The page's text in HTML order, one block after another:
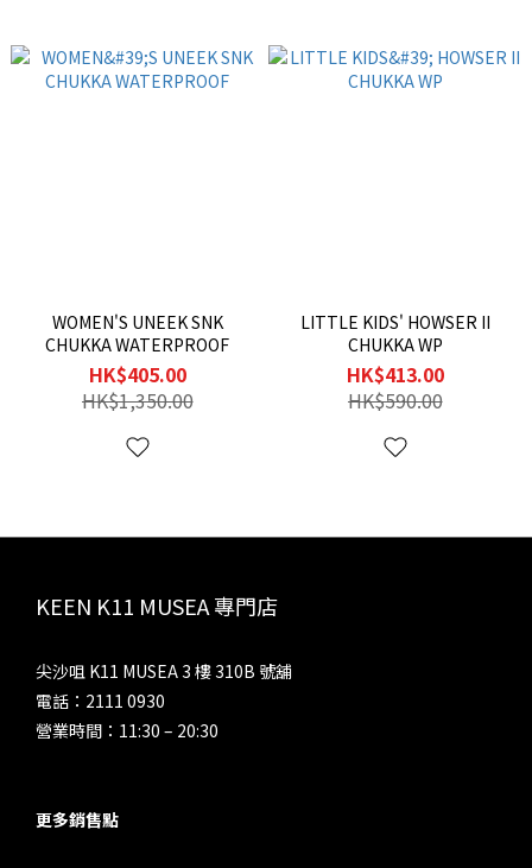
WOMEN'S UNEEK SNK
CHUKKA WATERPROOF
HK$405.00
HK$1,350.00
LITTLE KIDS' HOWSER II
CHUKKA WP
HK$413.00
HK$590.00
KEEN K11 MUSEA 專門店
尖沙咀 K11 MUSEA 3 樓 310B 號舖
電話：2111 0930
營業時間：11:30 – 20:30
更多銷售點